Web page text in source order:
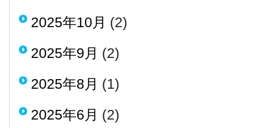
2025年10月 (2)
2025年9月 (2)
2025年8月 (1)
2025年6月 (2)